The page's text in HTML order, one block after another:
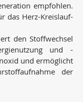
empfohlen.
das Herz-Kreislauf-
den Stoffwechsel
und -
und ermöglicht
der